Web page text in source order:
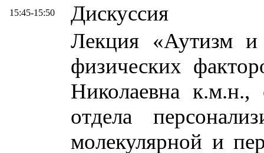
15:45-15:50 Дискуссия
Лекция «Аутизм и
физических
Николаевна к.м.н.,
отдела
молекулярной и